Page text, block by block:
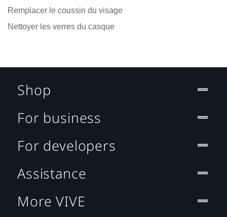
Remplacer le coussin du visage
Nettoyer les verres du casque
Shop
For business
For developers
Assistance
More VIVE